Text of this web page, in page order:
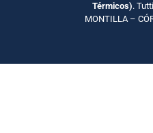
Térmicos).
MONTILLA –